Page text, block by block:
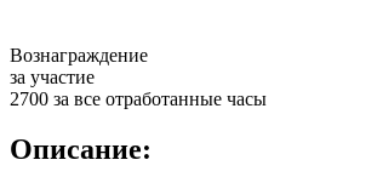
Вознаграждение
за участие
2700 за все отработанные часы
Описание: